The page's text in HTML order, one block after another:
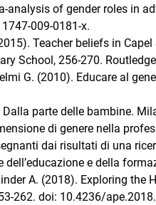
analysis of gender roles in
009-0181-x.
Teacher beliefs in
School, 256-270.
G. (2010). Educare al
parte delle bambine.
di genere nella
dai risultati di una
dell’educazione e della
A. (2018). Exploring the
262. doi: 10.4236/